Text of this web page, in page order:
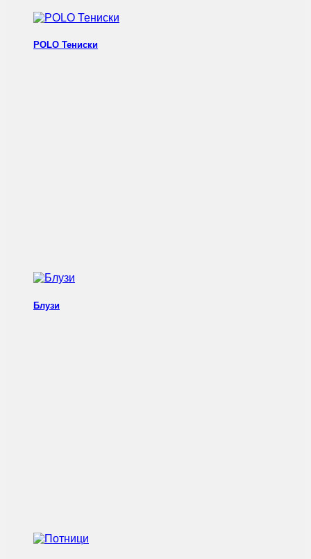
POLO Тениски
Блузи